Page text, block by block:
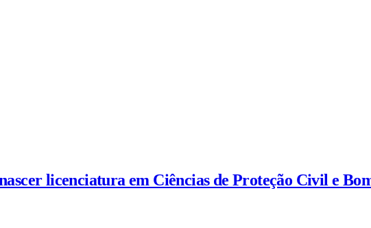
licenciatura em Ciências de Proteção Civil e